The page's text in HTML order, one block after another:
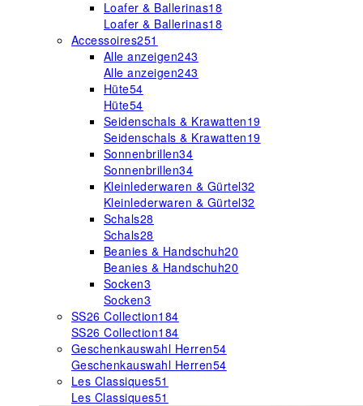
Loafer & Ballerinas18
Loafer & Ballerinas18
Accessoires251
Alle anzeigen243
Alle anzeigen243
Hüte54
Hüte54
Seidenschals & Krawatten19
Seidenschals & Krawatten19
Sonnenbrillen34
Sonnenbrillen34
Kleinlederwaren & Gürtel32
Kleinlederwaren & Gürtel32
Schals28
Schals28
Beanies & Handschuh20
Beanies & Handschuh20
Socken3
Socken3
SS26 Collection184
SS26 Collection184
Geschenkauswahl Herren54
Geschenkauswahl Herren54
Les Classiques51
Les Classiques51